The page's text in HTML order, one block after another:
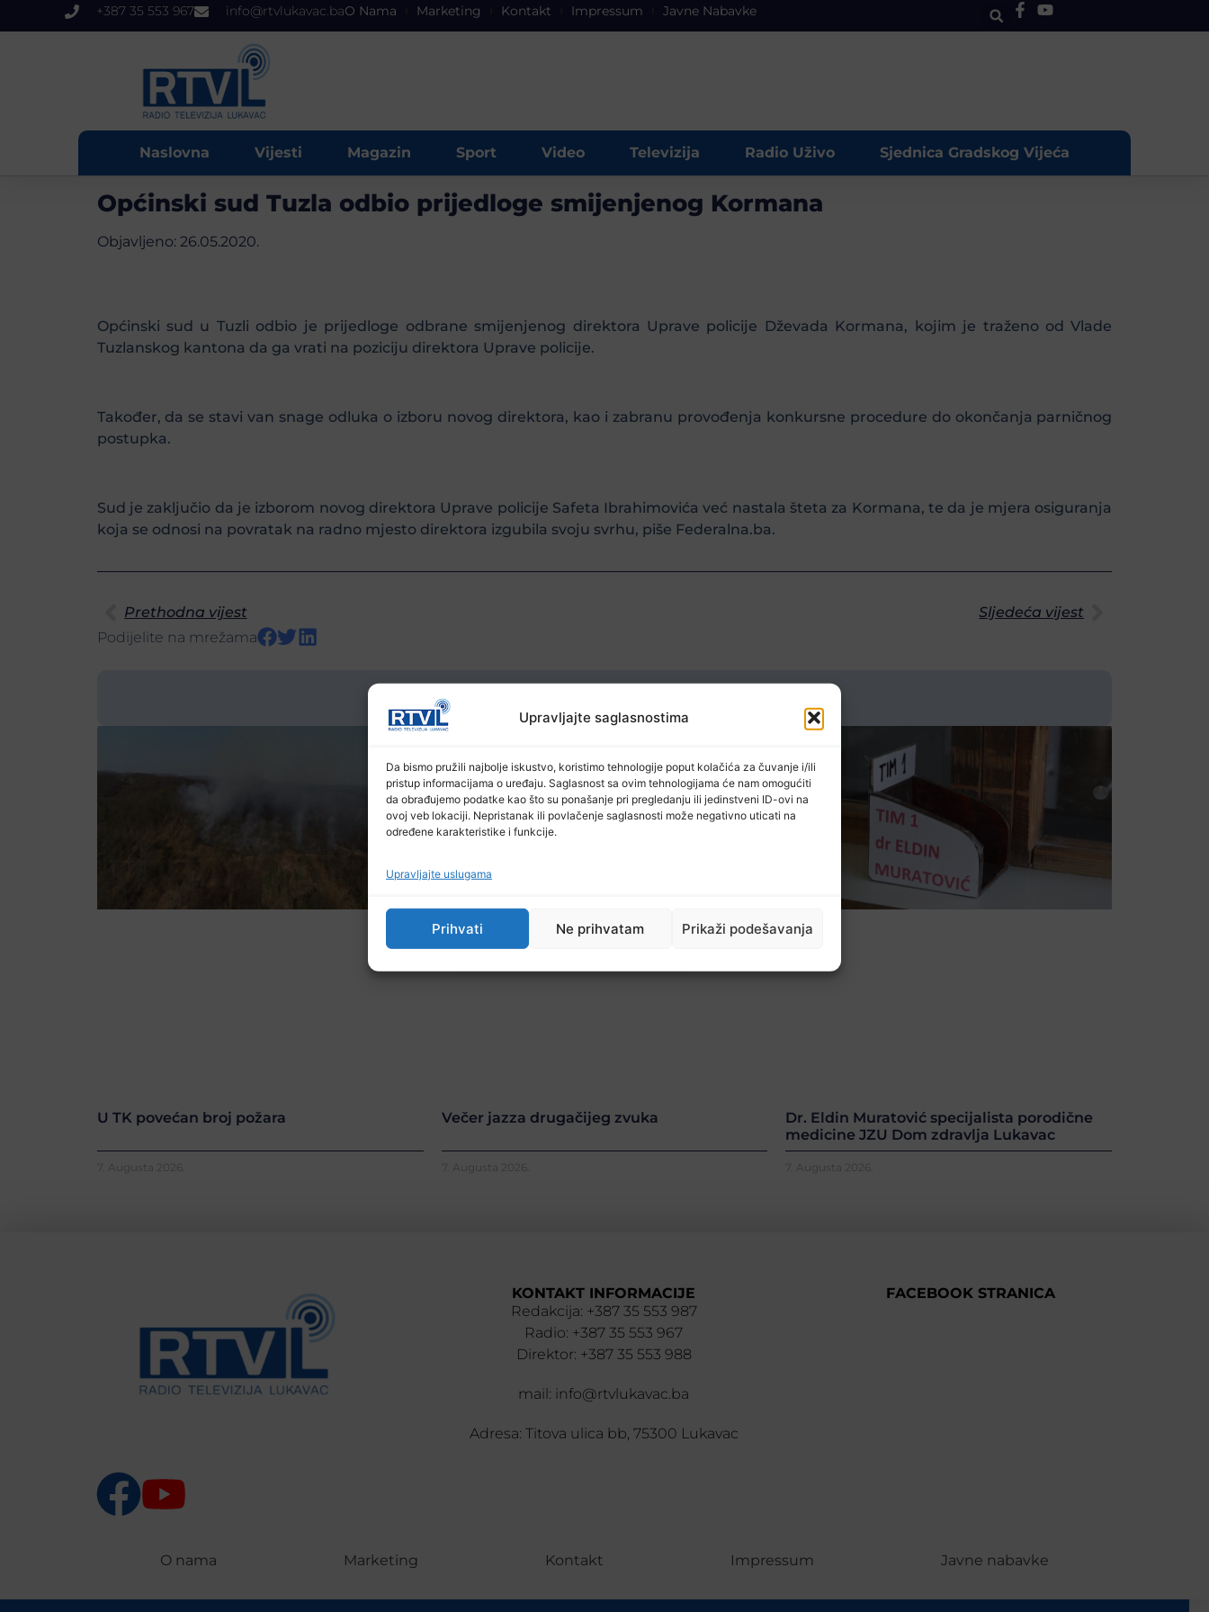
Upravljajte saglasnostima
Da bismo pružili najbolje iskustvo, koristimo tehnologije poput kolačića za čuvanje i/ili
pristup informacijama o uređaju. Saglasnost sa ovim tehnologijama će nam omogućiti
da obrađujemo podatke kao što su ponašanje pri pregledanju ili jedinstveni ID-ovi na
ovoj veb lokaciji. Nepristanak ili povlačenje saglasnosti može negativno uticati na
određene karakteristike i funkcije.
Upravljajte uslugama
Prihvati Ne prihvatam Prikaži podešavanja
+387 35 553 967 info@rtvlukavac.baO Nama Marketing Kontakt Impressum Javne Nabavke
Naslovna Vijesti Magazin Sport Video Televizija Radio Uživo Sjednica Gradskog Vijeća
Općinski sud Tuzla odbio prijedloge smijenjenog Kormana
Objavljeno: 26.05.2020.
Općinski sud u Tuzli odbio je prijedloge odbrane smijenjenog direktora Uprave policije Dževada Kormana, kojim je traženo od Vlade
Tuzlanskog kantona da ga vrati na poziciju direktora Uprave policije.
Također, da se stavi van snage odluka o izboru novog direktora, kao i zabranu provođenja konkursne procedure do okončanja parničnog
postupka.
Sud je zaključio da je izborom novog direktora Uprave policije Safeta Ibrahimovića već nastala šteta za Kormana, te da je mjera osiguranja
koja se odnosi na povratak na radno mjesto direktora izgubila svoju svrhu, piše Federalna.ba.
Prethodna vijest
Sljedeća vijest
Podijelite na mrežama
U TK povećan broj požara
7. Augusta 2026.
Večer jazza drugačijeg zvuka
7. Augusta 2026.
Dr. Eldin Muratović specijalista porodične
medicine JZU Dom zdravlja Lukavac
7. Augusta 2026.
KONTAKT INFORMACIJE
Redakcija: +387 35 553 987
Radio: +387 35 553 967
Direktor: +387 35 553 988
mail: info@rtvlukavac.ba
Adresa: Titova ulica bb, 75300 Lukavac
FACEBOOK STRANICA
O nama Marketing Kontakt Impressum Javne nabavke